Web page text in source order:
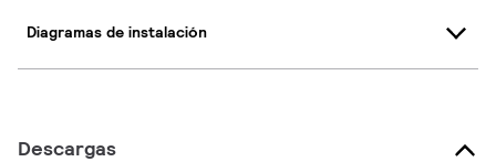
Diagramas de instalación
Descargas